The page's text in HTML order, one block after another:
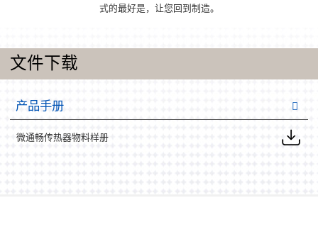
式的最好是，让您回到制造。
文件下载
产品手册
微通畅传热器物料样册